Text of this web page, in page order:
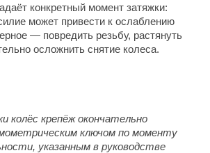
конкретный момент затяжки:
может привести к ослаблению
— повредить резьбу, растянуть
осложнить снятие колеса.
колёс крепёж окончательно
ключом по моменту
указанным в руководстве